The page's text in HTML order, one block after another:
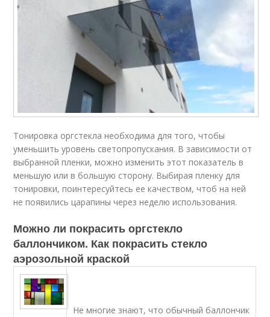
Тонировка оргстекла необходима для того, чтобы
уменьшить уровень светопропускания. В зависимости от
выбранной пленки, можно изменить этот показатель в
меньшую или в большую сторону. Выбирая пленку для
тонировки, поинтересуйтесь ее качеством, чтоб на ней
не появились царапины через неделю использования.
Можно ли покрасить оргстекло
баллончиком. Как покрасить стекло
аэрозольной краской
Не многие знают, что обычный баллончик